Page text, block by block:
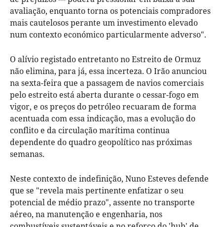
avaliação, enquanto torna os potenciais compradores
mais cautelosos perante um investimento elevado
num contexto económico particularmente adverso".
O alívio registado entretanto no Estreito de Ormuz
não elimina, para já, essa incerteza. O Irão anunciou
na sexta-feira que a passagem de navios comerciais
pelo estreito está aberta durante o cessar-fogo em
vigor, e os preços do petróleo recuaram de forma
acentuada com essa indicação, mas a evolução do
conflito e da circulação marítima continua
dependente do quadro geopolítico nas próximas
semanas.
Neste contexto de indefinição, Nuno Esteves defende
que se "revela mais pertinente enfatizar o seu
potencial de médio prazo", assente no transporte
aéreo, na manutenção e engenharia, nos